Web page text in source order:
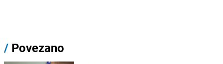
/ Povezano